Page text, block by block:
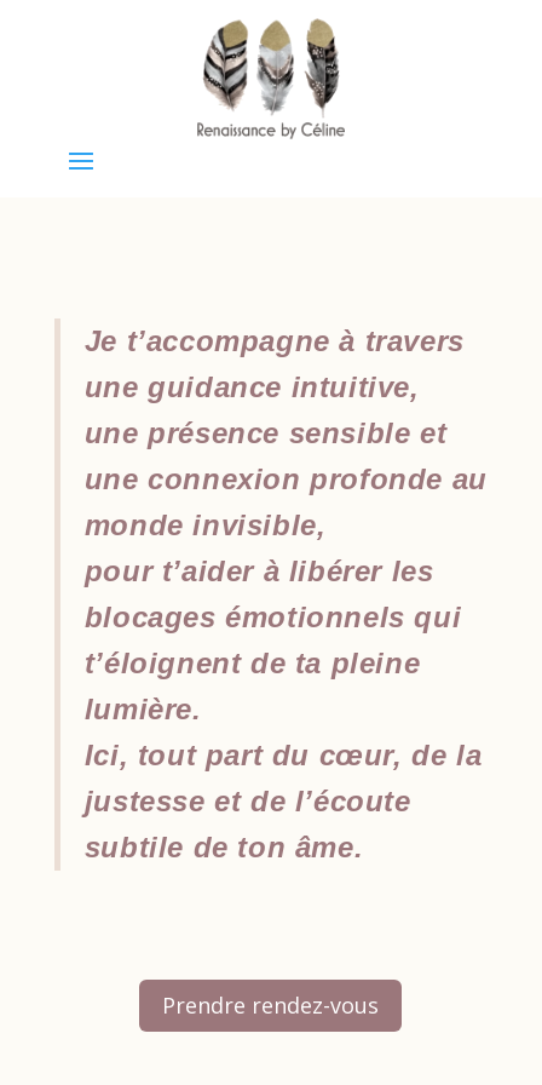
Je t’accompagne à travers
une guidance intuitive,
une présence sensible et
une connexion profonde au
monde invisible,
pour t’aider à libérer les
blocages émotionnels qui
t’éloignent de ta pleine
lumière.
Ici, tout part du cœur, de la
justesse et de l’écoute
subtile de ton âme.
Prendre rendez-vous